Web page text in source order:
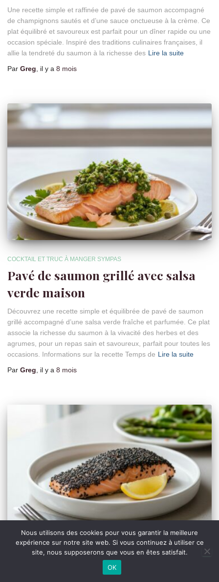
Une recette simple et raffinée de pavé de saumon accompagné
de champignons sautés et d’une sauce onctueuse à la crème. Ce
plat équilibré et savoureux est parfait pour un dîner rapide ou une
occasion spéciale. Inspiré des traditions culinaires françaises, il
allie la tendreté du saumon à la richesse des Lire la suite
Par Greg, il y a 8 mois
COCKTAIL ET TRUC À MANGER SYMPAS
Pavé de saumon grillé avec salsa
verde maison
Découvrez une recette simple et équilibrée de pavé de saumon
grillé accompagné d’une salsa verde fraîche et parfumée. Ce plat
associe la richesse du saumon à la vivacité des herbes et des
agrumes, pour un repas sain et savoureux, parfait pour toutes les
occasions. Informations sur la recette Temps de Lire la suite
Par Greg , il y a 8 mois
COCKTAIL ET TRUC À MANGER SYMPAS
pavé de saumon en croûte de
Nous utilisons des cookies pour vous garantir la meilleure
expérience sur notre site web. Si vous continuez à utiliser ce
site, nous supposerons que vous en êtes satisfait.
OK